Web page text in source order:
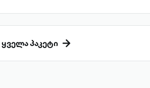
ყველა პაკეტი